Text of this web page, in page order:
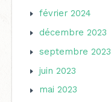
février 2024
décembre 2023
septembre 2023
juin 2023
mai 2023